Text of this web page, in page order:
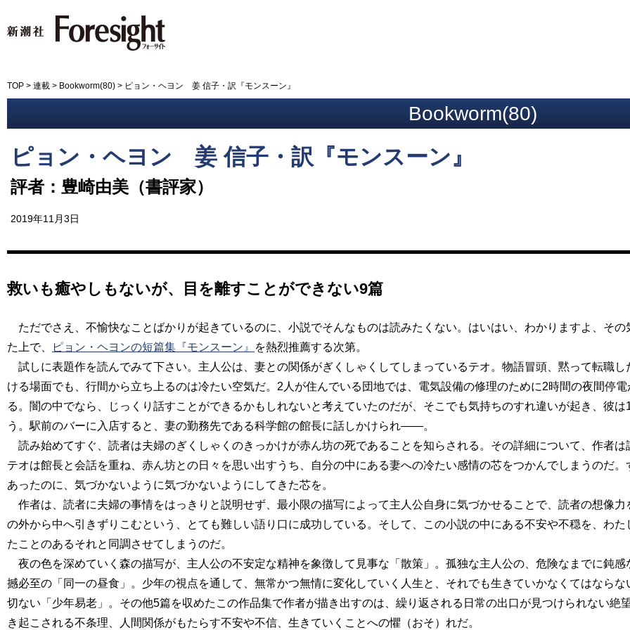
TOP > 連載 > Bookworm(80) > ピョン・ヘヨン 姜 信子・訳『モンスーン』
Bookworm(80)
ピョン・ヘヨン 姜 信子・訳『モンスーン』
評者：豊崎由美（書評家）
2019年11月3日
救いも癒やしもないが、目を離すことができない9篇
ただでさえ、不愉快なことばかりが起きているのに、小説でそんなものは読みたくない。はいはい、わかりますよ、その
た上で、
ピョン・ヘヨンの短篇集『モンスーン』
を熱烈推薦する次第。
試しに表題作を読んでみて下さい。主人公は、妻との関係がぎくしゃくしてしまっているテオ。物語冒頭、黙って転職し
ける場面でも、行間から立ち上るのは冷たい空気だ。2人が住んでいる団地では、電気設備の修理のために2時間の夜間停
る。闇の中でなら、じっくり話すことができるかもしれないと考えていたのだが、そこでも気持ちのすれ違いが起き、彼は
う。駅前のバーに入店すると、妻の勤務先である科学館の館長に話しかけられ――。
読み始めてすぐ、読者は夫婦のぎくしゃくのきっかけが赤ん坊の死であることを知らされる。その詳細について、作者は
テオは館長と会話を重ね、赤ん坊との日々を思い出すうち、自分の中にある妻への冷たい感情の芯をつかんでしまうのだ。
あったのに、気づかないように気づかないようにしてきた芯を。
作者は、読者に夫婦の事情をはっきりと説明せず、最小限の描写によって主人公自身に気づかせることで、読者の想像力
の外から中へ引きずりこむという、とても難しい語り口に成功している。そして、この小説の中にある不安や不穏を、わた
たことのあるそれと同調させてしまうのだ。
夜の色を深めていく森の描写が、主人公の不安定な精神を象徴して見事な「散策」。孤独な主人公の、危険なまでに鈍感
撼必至の「同一の昼食」。少年の視点を通して、無常かつ無情に変化していく人生と、それでも生きていかなくてはならな
切ない「少年易老」。その他5篇を収めたこの作品集で作者が描き出すのは、繰り返される日常の出口が見つけられない絶
き起こされる不条理、人間関係がもたらす不安や不信、生きていくことへの懼（おそ）れだ。